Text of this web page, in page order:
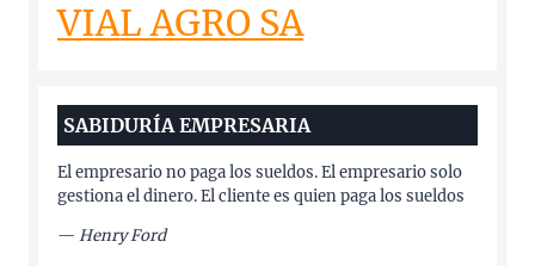
VIAL AGRO SA
SABIDURÍA EMPRESARIA
El empresario no paga los sueldos. El empresario solo
gestiona el dinero. El cliente es quien paga los sueldos
— Henry Ford